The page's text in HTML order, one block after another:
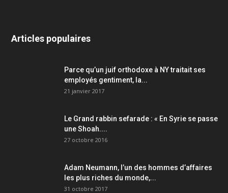
Articles populaires
Parce qu’un juif orthodoxe à NY traitait ses
employés gentiment, la...
21 janvier 2017
Le Grand rabbin sefarade : « En Syrie se passe
une Shoah....
27 octobre 2016
Adam Neumann, l’un des hommes d’affaires
les plus riches du monde,...
31 octobre 2017